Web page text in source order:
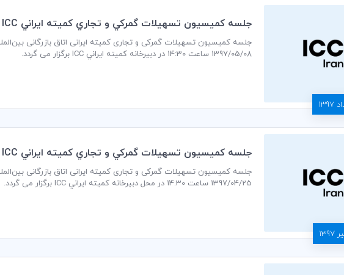
جلسه كميسيون تسهيلات گمركي و تجاري كميته ايراني ICC
1397/05/08 ساعت 14:30 در دبیرخانه كميته ايراني ICC برگزار می گردد.
جلسه كميسيون تسهيلات گمركي و تجاري كميته ايراني ICC
1397/04/25 ساعت 14:30 در محل دبیرخانه كميته ايراني ICC برگزار می گردد.